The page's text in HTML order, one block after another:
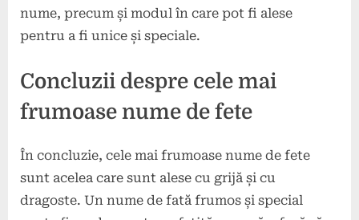
nume, precum și modul în care pot fi alese
pentru a fi unice și speciale.
Concluzii despre cele mai
frumoase nume de fete
În concluzie, cele mai frumoase nume de fete
sunt acelea care sunt alese cu grijă și cu
dragoste. Un nume de fată frumos și special